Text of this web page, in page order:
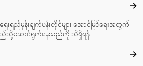
ကုလ
ရည်မှန်းချက်ပန်းတိုင်များ အောင်မြင်ရေးအတွက်
မည်သို့ဆောင်ရွက်နေသည်ကို သိရှိရန်